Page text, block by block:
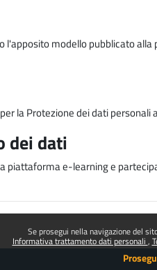
Se prosegui nella navigazione del
Informativa trattamento dati personali
l'apposito modello pubblicato alla
la Protezione dei dati
dei dati
piattaforma e-learning e